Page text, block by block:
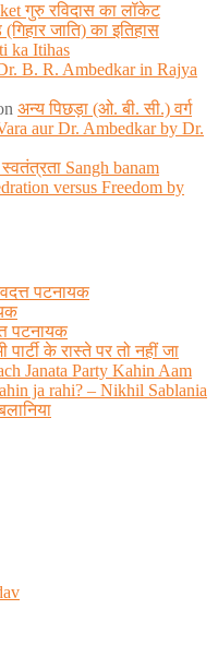
गुरु रविदास का लॉकेट
जाति) का इतिहास
ka Itihas
B. R. Ambedkar in Rajya
अन्य पिछड़ा (ओ. बी. सी.) वर्ग
aur Dr. Ambedkar by Dr.
Sangh banam
versus Freedom by
पटनायक
पटनायक
के रास्ते पर तो नहीं जा
Janata Party Kahin Aam
ja rahi? – Nikhil Sablania